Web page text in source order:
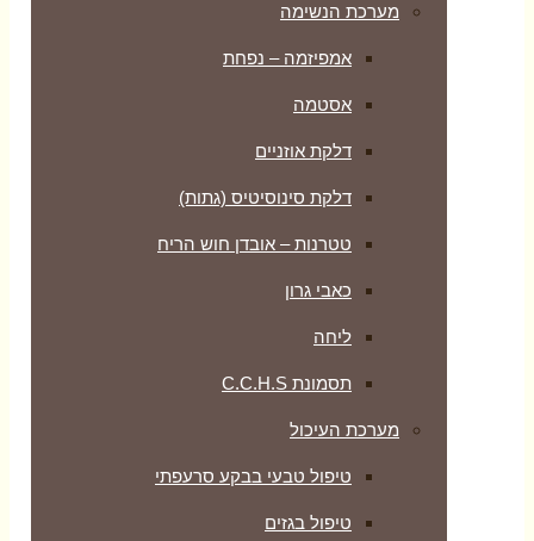
מערכת הנשימה
אמפיזמה – נפחת
אסטמה
דלקת אוזניים
דלקת סינוסיטיס (גתות)
טטרנות – אובדן חוש הריח
כאבי גרון
ליחה
תסמונת C.C.H.S
מערכת העיכול
טיפול טבעי בבקע סרעפתי
טיפול בגזים